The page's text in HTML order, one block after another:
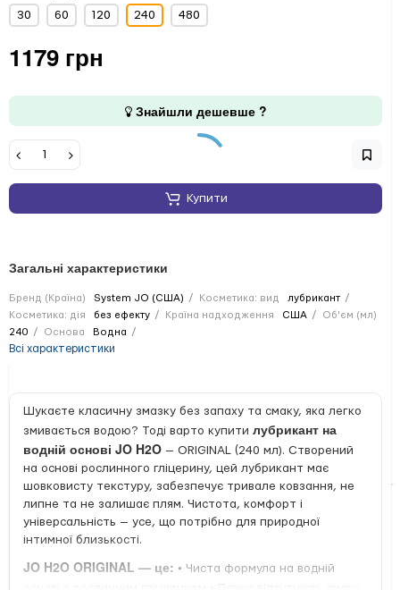
30 60 120 240 480
1179 грн
Знайшли дешевше ?
Купити
Загальні характеристики
Бренд (Країна) System JO (США) Косметика: вид
лубрикант
Косметика: дія
без ефекту Країна надходження США
Об'єм (мл)
240
Основа Водна
Всі характеристики
Шукаєте класичну змазку без запаху та смаку, яка легко
змивається водою? Тоді варто купити лубрикант на
водній основі JO H2O — ORIGINAL (240 мл). Створений
на основі рослинного гліцерину, цей лубрикант має
шовковисту текстуру, забезпечує тривале ковзання, не
липне та не залишає плям. Чистота, комфорт і
універсальність — усе, що потрібно для природної
інтимної близькості.
JO H2O ORIGINAL — це: • Чиста формула на водній